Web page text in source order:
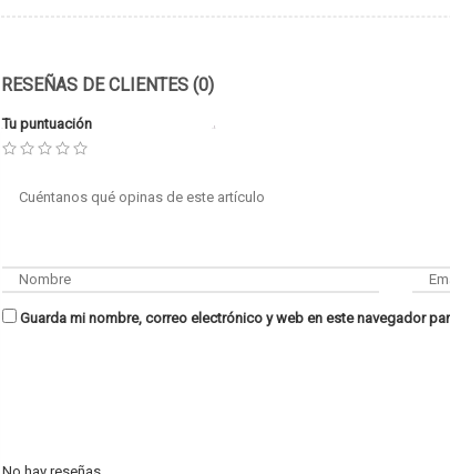
RESEÑAS DE CLIENTES (0)
Tu puntuación
Guarda mi nombre, correo electrónico y web en este navegador
No hay reseñas.